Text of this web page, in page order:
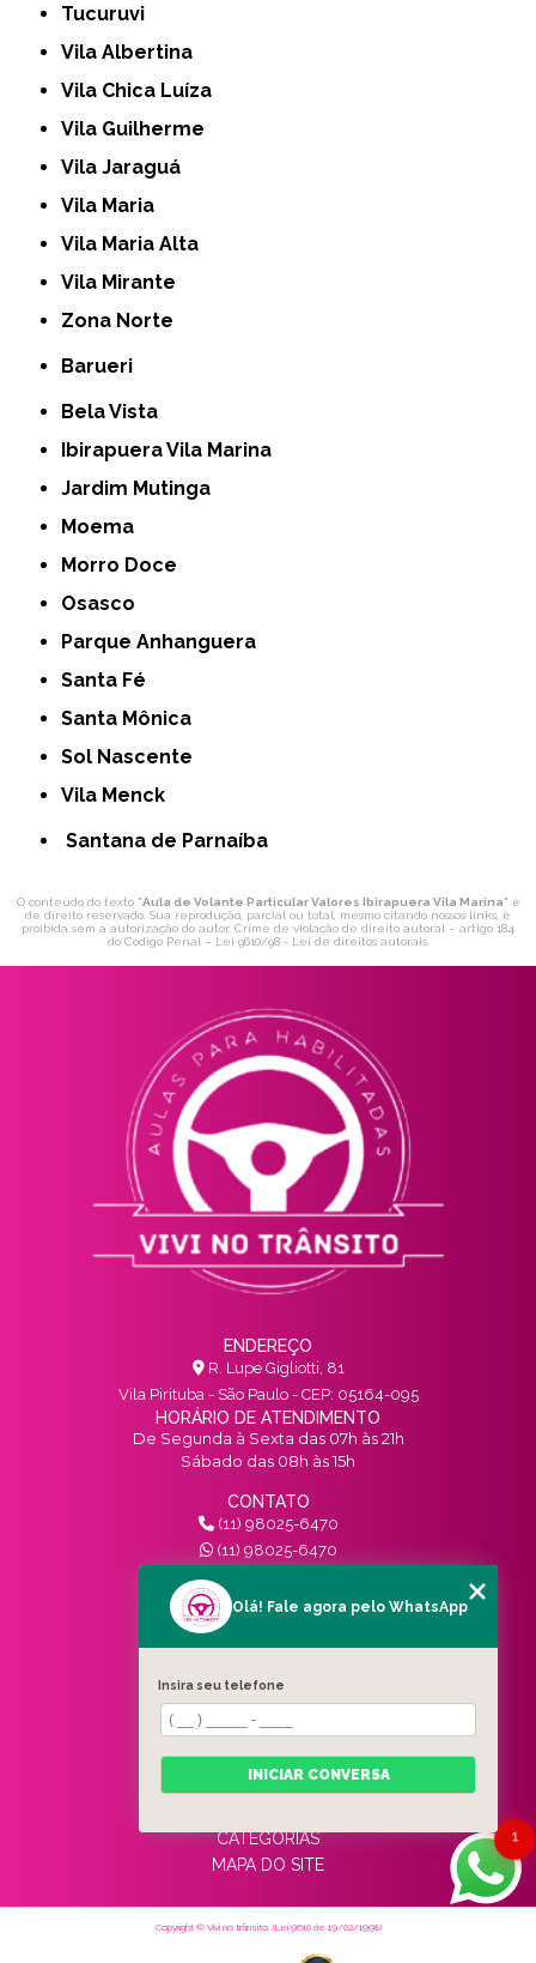
Tucuruvi
Vila Albertina
Vila Chica Luíza
Vila Guilherme
Vila Jaraguá
Vila Maria
Vila Maria Alta
Vila Mirante
Zona Norte
Barueri
Bela Vista
Ibirapuera Vila Marina
Jardim Mutinga
Moema
Morro Doce
Osasco
Parque Anhanguera
Santa Fé
Santa Mônica
Sol Nascente
Vila Menck
Santana de Parnaíba
O conteúdo do texto "Aula de Volante Particular Valores Ibirapuera Vila Marina" é
de direito reservado. Sua reprodução, parcial ou total, mesmo citando nossos links, é
proibida sem a autorização do autor. Crime de violação de direito autoral – artigo 184
do Código Penal – Lei 9610/98 - Lei de direitos autorais.
ENDEREÇO
R. Lupe Gigliotti, 81
Vila Pirituba - São Paulo - CEP: 05164-095
HORÁRIO DE ATENDIMENTO
De Segunda à Sexta das 07h às 21h
Sábado das 08h às 15h
CONTATO
(11) 98025-6470
(11) 98025-6470
contato@vivinotransito.com.br
SIGA-NOS!
MENU
HOME
QUEM SOMOS
SERVIÇOS
BLOG
CATEGORIAS
MAPA DO SITE
Copyright © Vivi no trânsito. (Lei 9610 de 19/02/1998)
1
Olá! Fale agora pelo WhatsApp
Insira seu telefone
INICIAR CONVERSA